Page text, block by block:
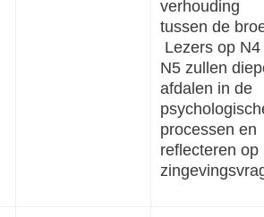
verhouding
tussen de
Lezers op
N5 zullen
afdalen in de
processen en
reflecteren op